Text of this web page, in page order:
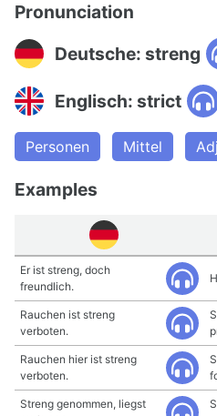
Pronunciation
Deutsche: streng
Englisch: strict
Personen Mittel
Examples
Er ist streng, doch
freundlich.
Rauchen ist streng
verboten.
Rauchen hier ist streng
verboten.
Streng genommen, liegst